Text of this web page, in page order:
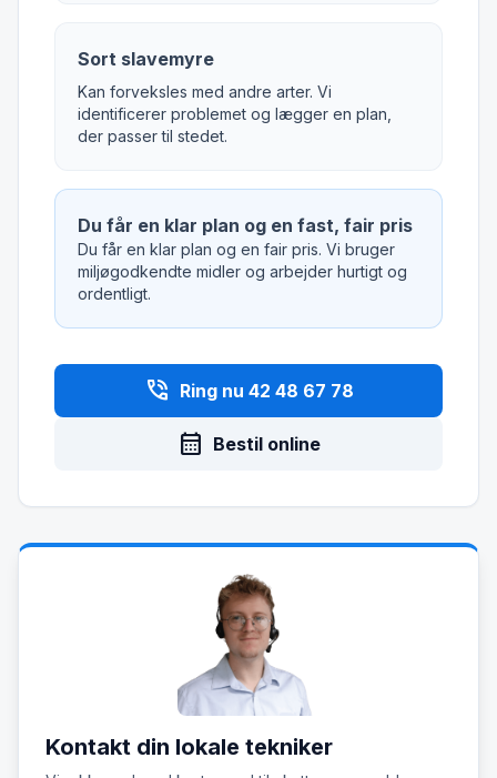
Sort slavemyre
Kan forveksles med andre arter. Vi
identificerer problemet og lægger en plan,
der passer til stedet.
Du får en klar plan og en fast, fair pris
Du får en klar plan og en fair pris. Vi bruger
miljøgodkendte midler og arbejder hurtigt og
ordentligt.
phone_in_talk Ring nu 42 48 67 78
calendar_month Bestil online
Kontakt din lokale tekniker